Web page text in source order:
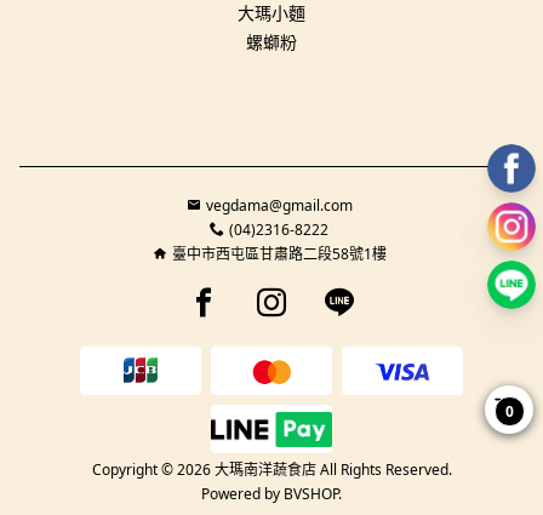
大瑪小麵
螺螄粉
vegdama@gmail.com
(04)2316-8222
臺中市西屯區甘肅路二段58號1樓
Facebook page
Instagram page
Line page
Copyright © 2026 大瑪南洋蔬食店 All Rights Reserved.
Powered by BVSHOP.
0